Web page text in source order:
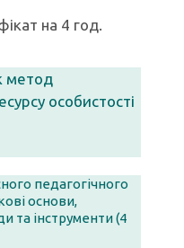
на 4 год.
метод
особистості
педагогічного
основи,
та інструменти (4